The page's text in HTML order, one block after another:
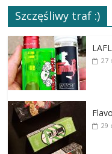
Szczęśliwy traf :)
27
29